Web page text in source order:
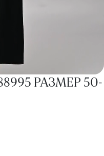
РАЗМЕР 50-